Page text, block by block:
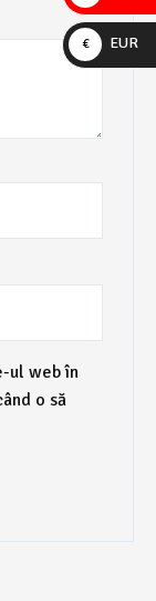
ul web în
o să
€ EUR